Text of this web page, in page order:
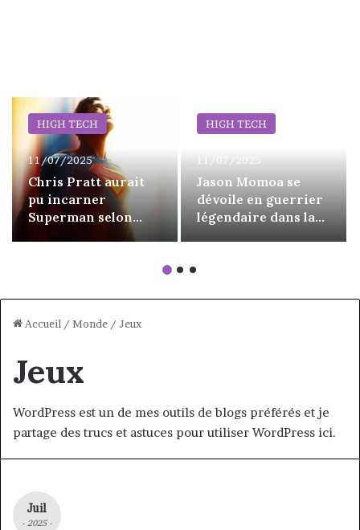
HIGH TECH
11/07/2025
Chris Pratt aurait
pu incarner
Superman selon
James Gunn, mais
HIGH TECH
11/07/2025
Jason Momoa se
dévoile en guerrier
légendaire dans la
Accueil / Monde / Jeux
Jeux
WordPress est un de mes outils de blogs préférés et je
partage des trucs et astuces pour utiliser WordPress ici.
Juil
- 2025 -